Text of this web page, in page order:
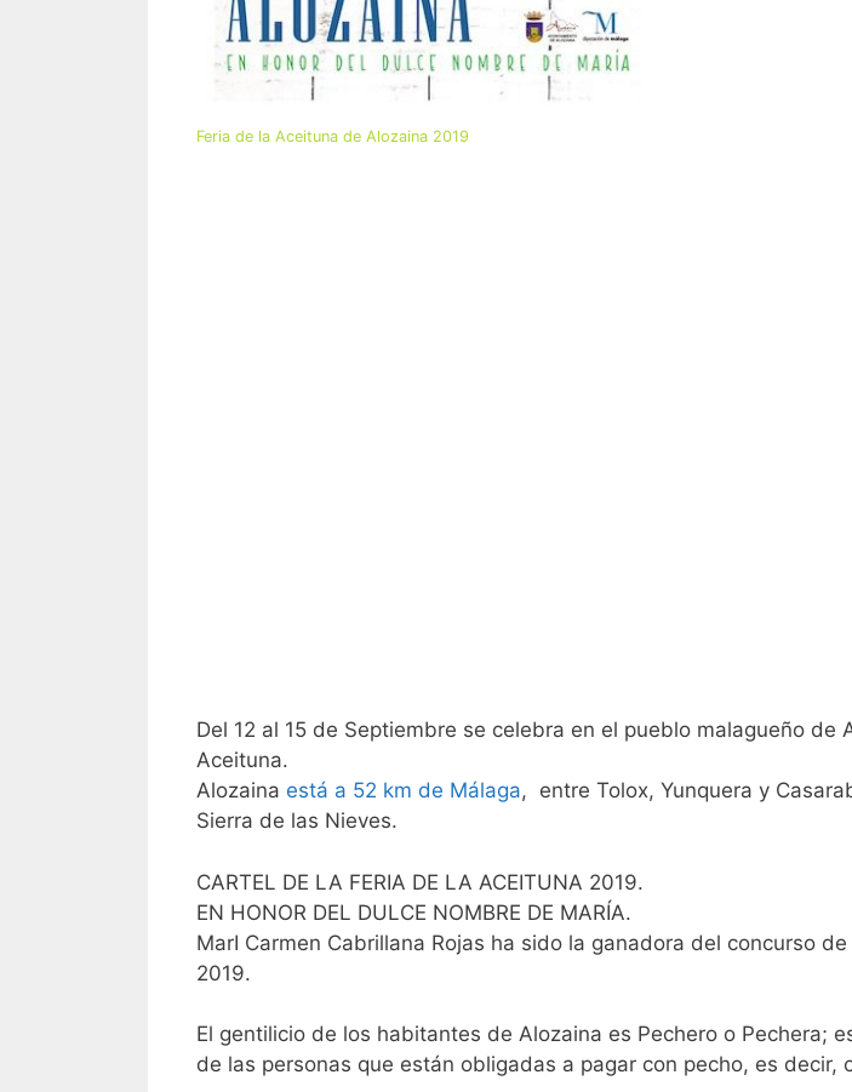
Feria de la Aceituna de Alozaina 2019
Del 12 al 15 de Septiembre se celebra en el pueblo malagueño de
Aceituna.
Alozaina está a 52 km de Málaga, entre Tolox, Yunquera y
Sierra de las Nieves.
CARTEL DE LA FERIA DE LA ACEITUNA 2019.
EN HONOR DEL DULCE NOMBRE DE MARÍA.
MarI Carmen Cabrillana Rojas ha sido la ganadora del concurso
2019.
El gentilicio de los habitantes de Alozaina es Pechero o Pechera;
de las personas que están obligadas a pagar con pecho, es decir,